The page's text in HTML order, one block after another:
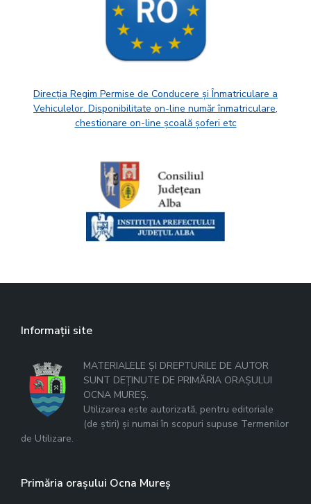
Direcția Regim Permise de Conducere și Înmatriculare a
Vehiculelor. Disponibilitate on-line număr înmatriculare,
chestionare on-line școală șoferi etc
Informații site
MATERIALELE ȘI DREPTURILE DE AUTOR
SUNT DEȚINUTE DE PRIMĂRIA ORAȘULUI
OCNA MUREȘ.
Utilizarea este autorizată, pentru editoriale
(de știri) și numai în scopuri supuse Termenilor
de Utilizare.
Primăria orașului Ocna Mureș